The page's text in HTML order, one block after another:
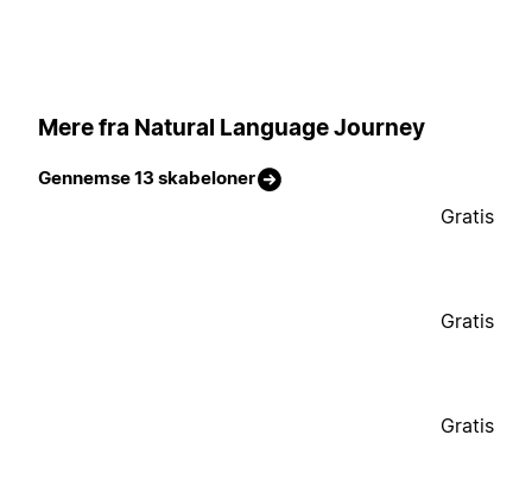
Mere fra Natural Language Journey
Gennemse 13 skabeloner
Gratis
Gratis
Gratis